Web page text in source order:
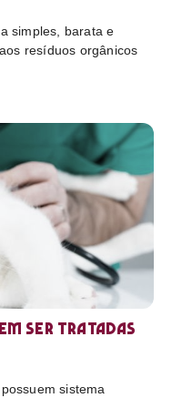
simples, barata e
resíduos orgânicos
ser tratadas
sistema